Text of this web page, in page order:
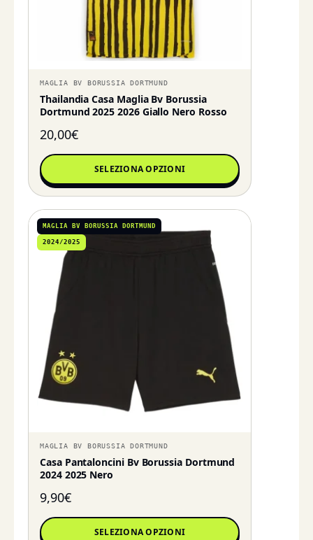
MAGLIA BV BORUSSIA DORTMUND
Thailandia Casa Maglia Bv Borussia
Dortmund 2025 2026 Giallo Nero Rosso
20,00€
SELEZIONA OPZIONI
MAGLIA BV BORUSSIA DORTMUND
2024/2025
MAGLIA BV BORUSSIA DORTMUND
Casa Pantaloncini Bv Borussia Dortmund
2024 2025 Nero
9,90€
SELEZIONA OPZIONI